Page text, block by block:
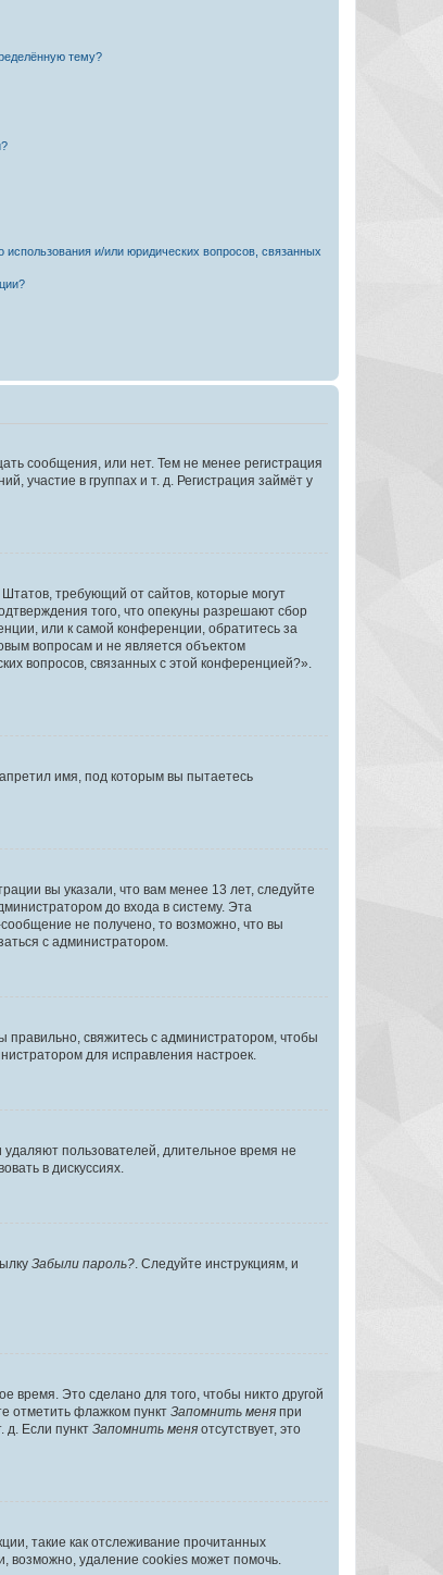
тему?
и/или юридических вопросов, связанных
сообщения, или нет. Тем не менее регистрация
участие в группах и т. д. Регистрация займёт у
требующий от сайтов, которые могут
того, что опекуны разрешают сбор
или к самой конференции, обратитесь за
вопросам и не является объектом
вопросов, связанных с этой конференцией?».
имя, под которым вы пытаетесь
вы указали, что вам менее 13 лет, следуйте
до входа в систему. Эта
не получено, то возможно, что вы
с администратором.
правильно, свяжитесь с администратором, чтобы
для исправления настроек.
пользователей, длительное время не
в дискуссиях.
Забыли пароль? . Следуйте инструкциям, и
время. Это сделано для того, чтобы никто другой
отметить флажком пункт Запомнить меня при
д. Если пункт Запомнить меня отсутствует, это
такие как отслеживание прочитанных
возможно, удаление cookies может помочь.